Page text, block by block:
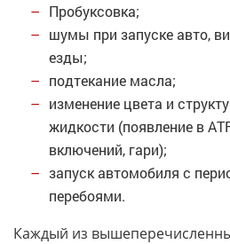
Пробуксовка;
шумы при запуске авто,
езды;
подтекание масла;
изменение цвета и
жидкости (появление в
включений, гари);
запуск автомобиля с
перебоями.
Каждый из